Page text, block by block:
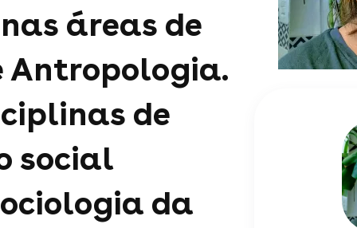
áreas de
Antropologia.
de
social
da